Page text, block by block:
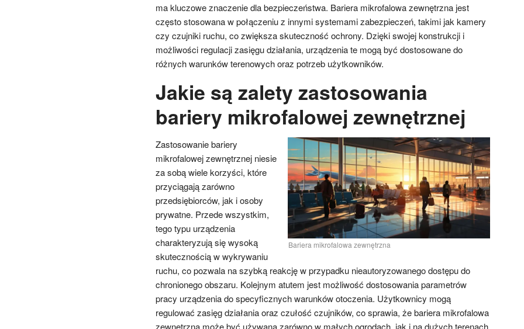
ma kluczowe znaczenie dla bezpieczeństwa. Bariera mikrofalowa zewnętrzna jest
często stosowana w połączeniu z innymi systemami zabezpieczeń, takimi jak kamery
czy czujniki ruchu, co zwiększa skuteczność ochrony. Dzięki swojej konstrukcji i
możliwości regulacji zasięgu działania, urządzenia te mogą być dostosowane do
różnych warunków terenowych oraz potrzeb użytkowników.
Jakie są zalety zastosowania
bariery mikrofalowej zewnętrznej
Bariera mikrofalowa zewnętrzna
Zastosowanie bariery
mikrofalowej zewnętrznej niesie
za sobą wiele korzyści, które
przyciągają zarówno
przedsiębiorców, jak i osoby
prywatne. Przede wszystkim,
tego typu urządzenia
charakteryzują się wysoką
skutecznością w wykrywaniu
ruchu, co pozwala na szybką reakcję w przypadku nieautoryzowanego dostępu do
chronionego obszaru. Kolejnym atutem jest możliwość dostosowania parametrów
pracy urządzenia do specyficznych warunków otoczenia. Użytkownicy mogą
regulować zasięg działania oraz czułość czujników, co sprawia, że bariera mikrofalowa
zewnętrzna może być używana zarówno w małych ogrodach, jak i na dużych terenach